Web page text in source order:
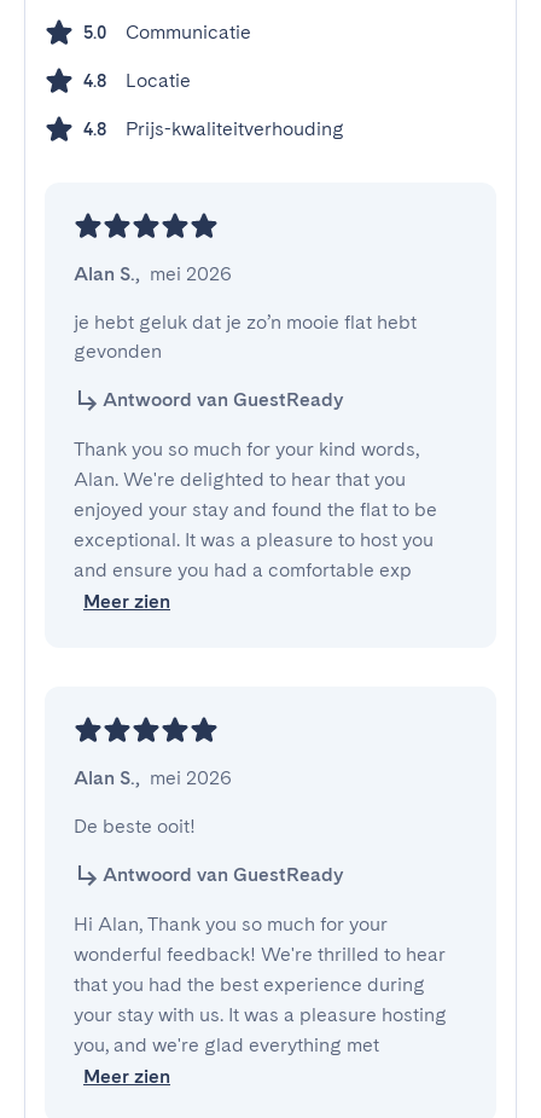
5.0 Communicatie
4.8 Locatie
4.8 Prijs-kwaliteitverhouding
Alan S., mei 2026
je hebt geluk dat je zo’n mooie flat hebt
gevonden
Antwoord van GuestReady
Thank you so much for your kind words,
Alan. We're delighted to hear that you
enjoyed your stay and found the flat to be
exceptional. It was a pleasure to host you
and ensure you had a comfortable exp
Meer zien
Alan S., mei 2026
De beste ooit!
Antwoord van GuestReady
Hi Alan, Thank you so much for your
wonderful feedback! We're thrilled to hear
that you had the best experience during
your stay with us. It was a pleasure hosting
you, and we're glad everything met
Meer zien